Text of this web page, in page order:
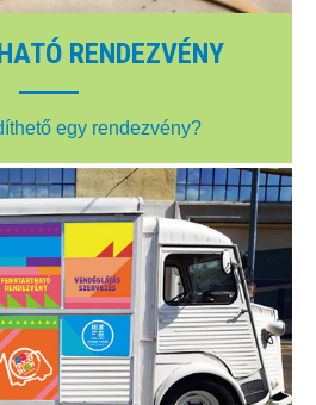
RENDEZVÉNY
egy rendezvény?